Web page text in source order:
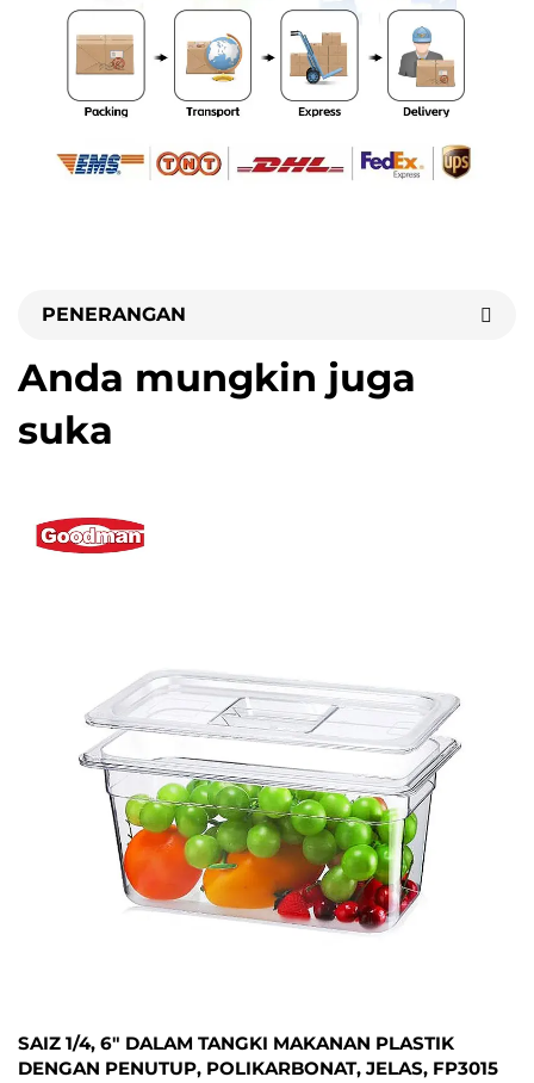
PENERANGAN
Anda mungkin juga
suka
SAIZ 1/4, 6" DALAM TANGKI MAKANAN PLASTIK
DENGAN PENUTUP, POLIKARBONAT, JELAS, FP3015